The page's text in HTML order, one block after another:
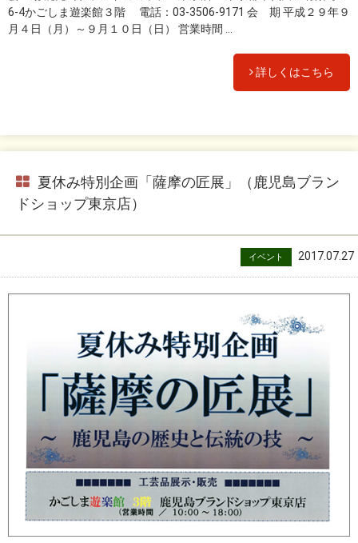
6-4かごしま遊楽館３階 電話：03-3506-9171 会 期 平成２９年９
月４日（月）～９月１０日（日） 営業時間 ...
詳しくはこちら
夏休み特別企画「薩摩の匠展」（鹿児島ブラン
ドショップ東京店）
イベント 2017.07.27